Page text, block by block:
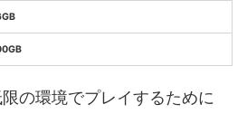
限の環境でプレイするために